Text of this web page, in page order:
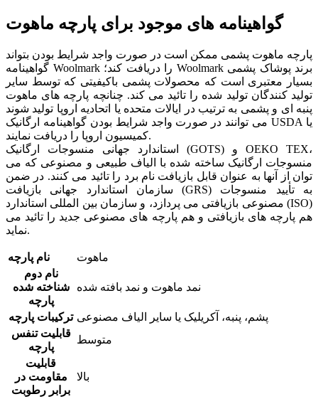
گواهینامه های موجود برای پارچه ماهوت
پارچه ماهوت پشمی ممکن است در صورت واجد شرایط بودن بتواند
گواهینامه Woolmark را دریافت کند؛ Woolmark برند پوشاک پشمی
بسیار معتبری است که محصولات پشمی باکیفیتی که توسط سایر
تولید کنندگان تولید شده را تائید می کند. چنانچه پارچه های ماهوت
پنبه ای و پشمی به ترتیب در ایالات متحده یا اتحادیه اروپا تولید شوند
می توانند در صورت واجد شرایط بودن گواهینامه ارگانیک USDA یا
کمیسیون اروپا را دریافت نمایند.
استاندارد جهانی منسوجات ارگانیک (GOTS) و OEKO TEX،
منسوجات ارگانیک ساخته شده با الیاف طبیعی و مصنوعی که می
توان از آنها به عنوان قابل بازیافت نام برد را تائید می کنند. در ضمن
سازمان استاندارد جهانی بازیافت (GRS) به تأیید منسوجات
مصنوعی بازیافتی می پردازد، و سازمان بین المللی استاندارد (ISO)
هم پارچه های بازیافتی و هم پارچه های مصنوعی جدید را تائید می
نماید.
نام پارچه
ماهوت
نام دوم
شناخته شده
پارچه
نمد ماهوت و نمد بافته شده
ترکیبات پارچه پشم، پنبه، آکریلیک یا سایر الیاف مصنوعی
قابلیت تنفس
پارچه
متوسط
قابلیت
مقاومت در
برابر رطوبت
بالا